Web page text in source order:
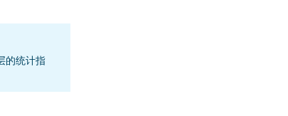
的统计指